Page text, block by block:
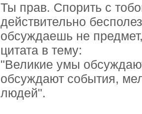
Ты прав. Спорить с
действительно
обсуждаешь не
цитата в тему:
"Великие умы
обсуждают события,
людей".